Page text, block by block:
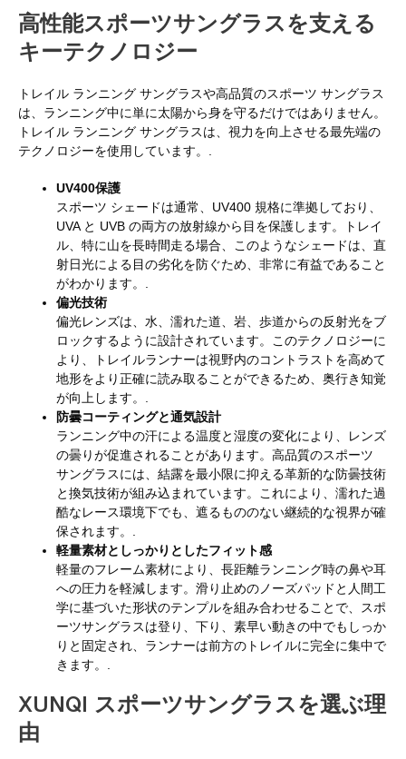
高性能スポーツサングラスを支える
キーテクノロジー
トレイル ランニング サングラスや高品質のスポーツ サングラス
は、ランニング中に単に太陽から身を守るだけではありません。
トレイル ランニング サングラスは、視力を向上させる最先端の
テクノロジーを使用しています。.
UV400保護
スポーツ シェードは通常、UV400 規格に準拠しており、
UVA と UVB の両方の放射線から目を保護します。トレイ
ル、特に山を長時間走る場合、このようなシェードは、直
射日光による目の劣化を防ぐため、非常に有益であること
がわかります。.
偏光技術
偏光レンズは、水、濡れた道、岩、歩道からの反射光をブ
ロックするように設計されています。このテクノロジーに
より、トレイルランナーは視野内のコントラストを高めて
地形をより正確に読み取ることができるため、奥行き知覚
が向上します。.
防曇コーティングと通気設計
ランニング中の汗による温度と湿度の変化により、レンズ
の曇りが促進されることがあります。高品質のスポーツ
サングラスには、結露を最小限に抑える革新的な防曇技術
と換気技術が組み込まれています。これにより、濡れた過
酷なレース環境下でも、遮るもののない継続的な視界が確
保されます。.
軽量素材としっかりとしたフィット感
軽量のフレーム素材により、長距離ランニング時の鼻や耳
への圧力を軽減します。滑り止めのノーズパッドと人間工
学に基づいた形状のテンプルを組み合わせることで、スポ
ーツサングラスは登り、下り、素早い動きの中でもしっか
りと固定され、ランナーは前方のトレイルに完全に集中で
きます。.
XUNQI スポーツサングラスを選ぶ理
由